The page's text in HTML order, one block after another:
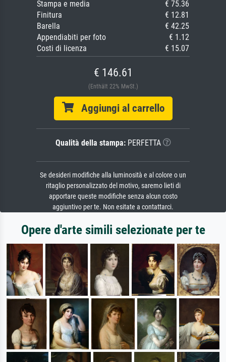
Stampa e media
€ 75.36
Finitura
€ 12.81
Barella
€ 42.25
Appendiabiti per foto
€ 1.12
Costi di licenza
€ 15.07
€ 146.61
(Enthält 22% MwSt.)
Aggiungi al carrello
Qualità della stampa:PERFETTA
Se desideri modifiche alla luminosità e al colore o un
ritaglio personalizzato del motivo, saremo lieti di
apportare queste modifiche senza alcun costo
aggiuntivo per te. Non esitate a contattarci.
Opere d'arte simili selezionate per te